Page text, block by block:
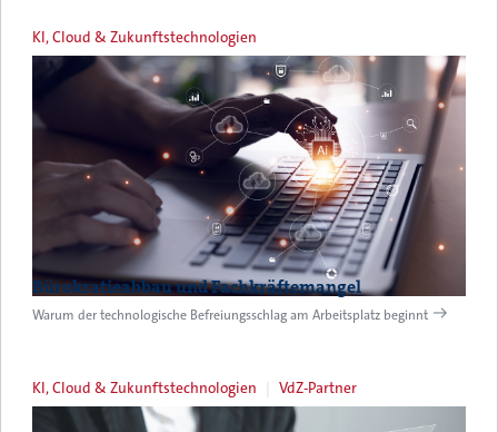
KI, Cloud & Zukunftstechnologien
Bürokratieabbau und Fachkräftemangel
Warum der technologische Befreiungsschlag am Arbeitsplatz beginnt
KI, Cloud & Zukunftstechnologien VdZ-Partner